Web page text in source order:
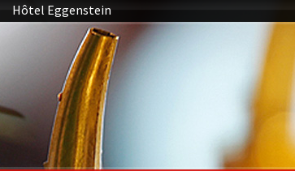
Hôtel Eggenstein